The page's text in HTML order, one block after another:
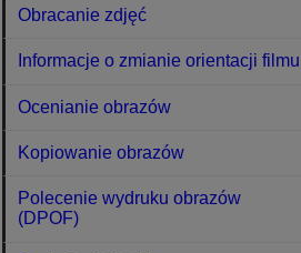
Obracanie zdjęć
Informacje o zmianie orientacji filmu
Ocenianie obrazów
Kopiowanie obrazów
Polecenie wydruku obrazów
(DPOF)